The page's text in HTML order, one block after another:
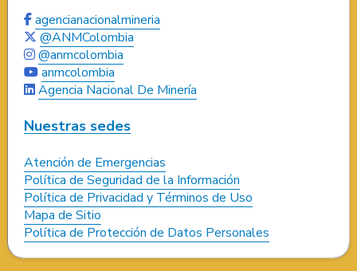
agencianacionalmineria
@ANMColombia
@anmcolombia
anmcolombia
Agencia Nacional De Minería
Nuestras sedes
Atención de Emergencias
Política de Seguridad de la Información
Política de Privacidad y Términos de Uso
Mapa de Sitio
Política de Protección de Datos Personales